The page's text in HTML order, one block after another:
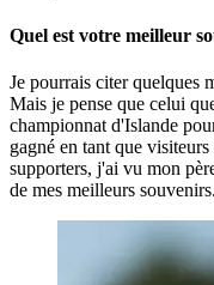
Quel est votre meilleur
Je pourrais citer quelques
Mais je pense que celui
championnat d'Islande
gagné en tant que
supporters, j'ai vu mon
de mes meilleurs souvenirs.